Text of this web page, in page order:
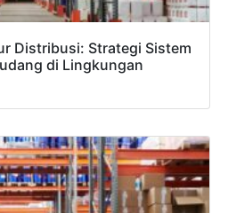
Distribusi: Strategi Sistem
di Lingkungan